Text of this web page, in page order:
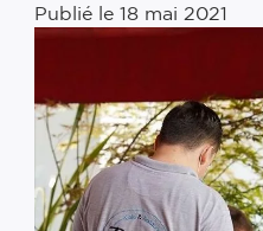
Publié le 18 mai 2021